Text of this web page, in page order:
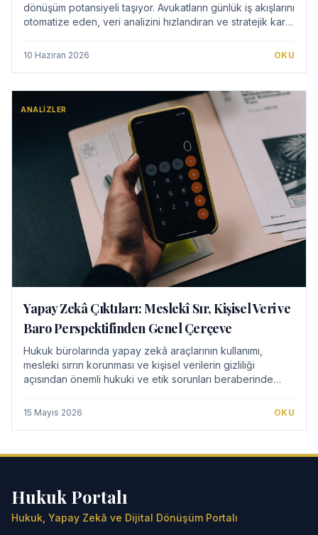
dönüşüm potansiyeli taşıyor. Avukatların günlük iş akışlarını
otomatize eden, veri analizini hızlandıran ve stratejik karar
10 Haziran 2026 OKU
ANALIZLER
Yapay Zekâ Çıktıları: Meslekî Sır, Kişisel Veri ve
Baro Perspektifinden Genel Çerçeve
Hukuk bürolarında yapay zekâ araçlarının kullanımı,
mesleki sırrın korunması ve kişisel verilerin gizliliği
açısından önemli hukuki ve etik sorunları beraberinde
15 Mayıs 2026 OKU
Hukuk Portalı
Hukuk, Yapay Zekâ ve Dijital Dönüşüm Portalı